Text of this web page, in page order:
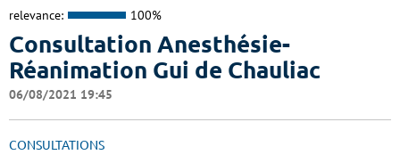
relevance: 100%
Consultation Anesthésie-
Réanimation Gui de Chauliac
06/08/2021 19:45
CONSULTATIONS